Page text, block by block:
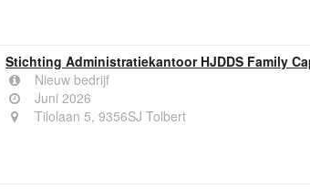
Stichting Administratiekantoor HJDDS Family
Nieuw bedrijf
Juni 2026
Tilolaan 5, 9356SJ Tolbert